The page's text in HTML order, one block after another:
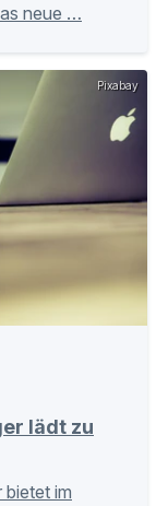
neue …
Pixabay
lädt zu
bietet im